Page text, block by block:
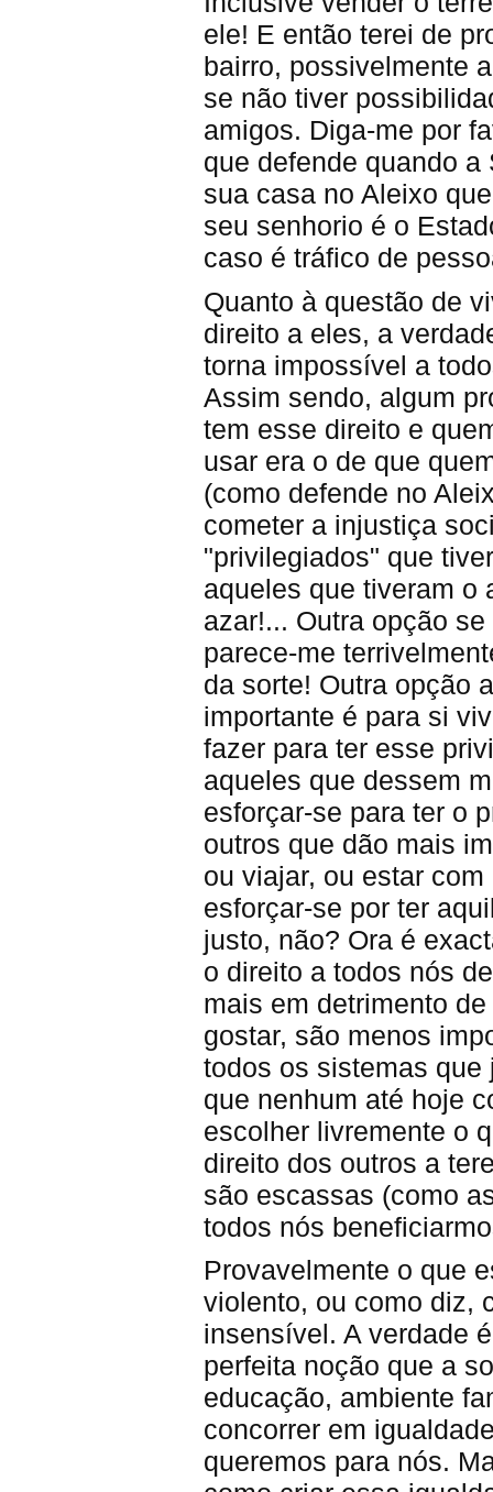
ele! E então terei de
bairro, possivelmente
se não tiver
amigos. Diga-me por
que defende quando
sua casa no Aleixo
seu senhorio é o
caso é tráfico de
Quanto à questão de
direito a eles, a
torna impossível a
Assim sendo, algum
tem esse direito e
usar era o de que
(como defende no
cometer a injustiça
"privilegiados" que
aqueles que tiveram o
azar!... Outra opção
parece-me
da sorte! Outra opção
importante é para si
fazer para ter esse
aqueles que dessem
esforçar-se para ter o
outros que dão mais
ou viajar, ou estar
esforçar-se por ter
justo, não? Ora é
o direito a todos nós
mais em detrimento
gostar, são menos
todos os sistemas
que nenhum até hoje
escolher livremente o
direito dos outros a
são escassas (como
todos nós
Provavelmente o que
violento, ou como diz,
insensível. A verdade
perfeita noção que a
educação, ambiente
concorrer em
queremos para nós.